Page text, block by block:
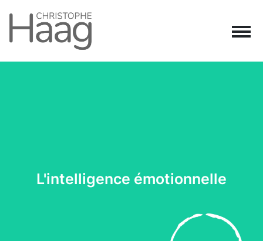
Navigation principale
L'intelligence émotionnelle